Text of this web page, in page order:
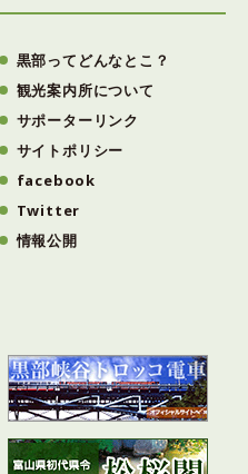
黒部ってどんなとこ？
観光案内所について
サポーターリンク
サイトポリシー
facebook
Twitter
情報公開